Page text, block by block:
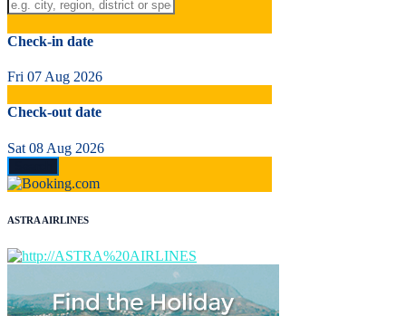
Check-in date
Fri 07 Aug 2026
Check-out date
Sat 08 Aug 2026
ASTRA AIRLINES